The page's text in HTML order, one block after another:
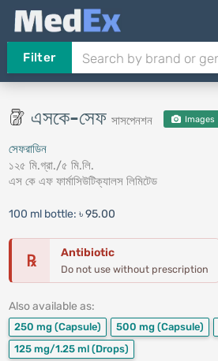
Filter
এসকে-সেফ সাসপেনশন Images
সেফরাডিন
১২৫ মি.গ্রা./৫ মি.লি.
এস কে এফ ফার্মাসিউটিক্যালস লিমিটেড
100 ml bottle: ৳ 95.00
℞ Antibiotic
Do not use without prescription
Also available as:
250 mg (Capsule) 500 mg (Capsule)
125 mg/1.25 ml (Drops)